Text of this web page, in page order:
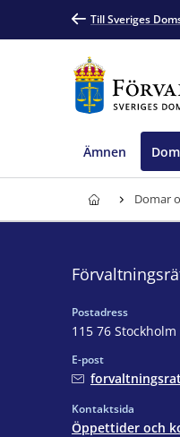
Till Sveriges
Ämnen
Domar
Postadress
115 76 Stockholm
E-post
Kontaktsida
Öppettider och